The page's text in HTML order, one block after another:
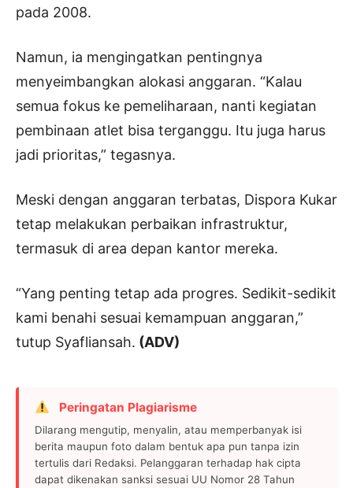
pada 2008.
Namun, ia mengingatkan pentingnya
menyeimbangkan alokasi anggaran. “Kalau
semua fokus ke pemeliharaan, nanti kegiatan
pembinaan atlet bisa terganggu. Itu juga harus
jadi prioritas,” tegasnya.
Meski dengan anggaran terbatas, Dispora Kukar
tetap melakukan perbaikan infrastruktur,
termasuk di area depan kantor mereka.
“Yang penting tetap ada progres. Sedikit-sedikit
kami benahi sesuai kemampuan anggaran,”
tutup Syafliansah. (ADV)
Peringatan Plagiarisme
Dilarang mengutip, menyalin, atau memperbanyak isi
berita maupun foto dalam bentuk apa pun tanpa izin
tertulis dari Redaksi. Pelanggaran terhadap hak cipta
dapat dikenakan sanksi sesuai UU Nomor 28 Tahun